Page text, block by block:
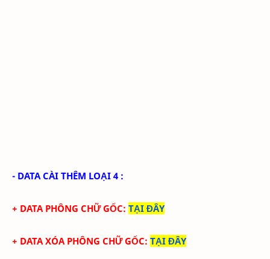
- DATA CÀI THÊM LOẠI 4 :
+ DATA PHÔNG CHỮ GỐC: TẠI ĐÂY
+ DATA XÓA PHÔNG CHỮ GỐC: TẠI ĐÂY